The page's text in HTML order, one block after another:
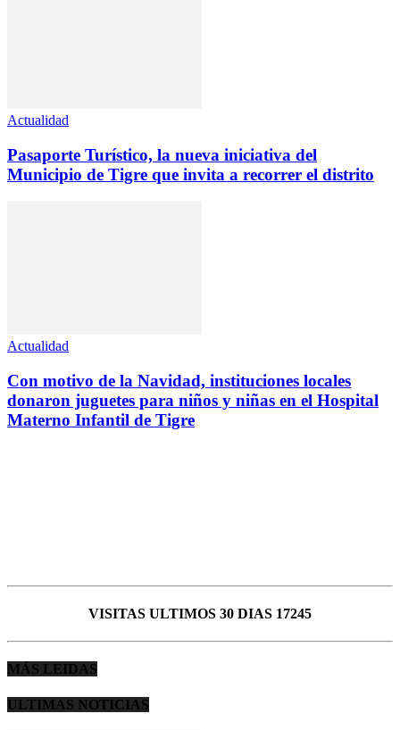
Actualidad
Pasaporte Turístico, la nueva iniciativa del
Municipio de Tigre que invita a recorrer el distrito
Actualidad
Con motivo de la Navidad, instituciones locales
donaron juguetes para niños y niñas en el Hospital
Materno Infantil de Tigre
VISITAS ULTIMOS 30 DIAS 17245
MÁS LEIDAS
ULTIMAS NOTICIAS